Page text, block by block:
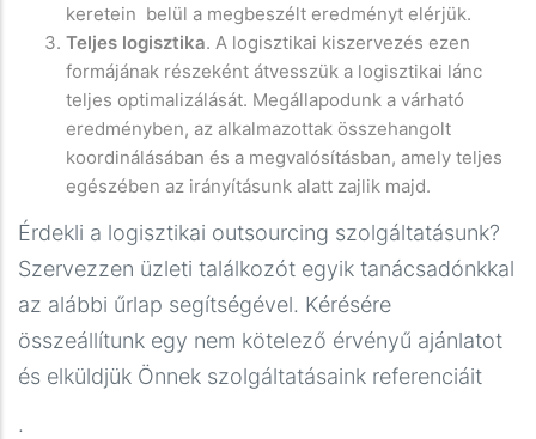
keretein belül a megbeszélt eredményt elérjük.
Teljes logisztika. A logisztikai kiszervezés ezen
formájának részeként átvesszük a logisztikai lánc
teljes optimalizálását. Megállapodunk a várható
eredményben, az alkalmazottak összehangolt
koordinálásában és a megvalósításban, amely teljes
egészében az irányításunk alatt zajlik majd.
Érdekli a logisztikai outsourcing szolgáltatásunk?
Szervezzen üzleti találkozót egyik tanácsadónkkal
az alábbi űrlap segítségével. Kérésére
összeállítunk egy nem kötelező érvényű ajánlatot
és elküldjük Önnek szolgáltatásaink referenciáit
.